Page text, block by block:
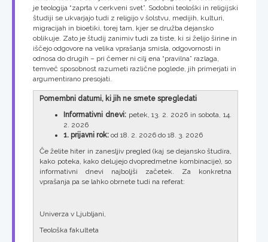
je teologija “zaprta v cerkveni svet”. Sodobni teološki in religijski
študiji se ukvarjajo tudi z religijo v šolstvu, medijih, kulturi,
migracijah in bioetiki, torej tam, kjer se družba dejansko
oblikuje. Zato je študij zanimiv tudi za tiste, ki si želijo širine in
iščejo odgovore na velika vprašanja smisla, odgovornosti in
odnosa do drugih – pri čemer ni cilj ena “pravilna” razlaga,
temveč sposobnost razumeti različne poglede, jih primerjati in
argumentirano presojati.
Pomembni datumi, ki jih ne smete spregledati
Informativni dnevi:petek, 13. 2. 2026 in sobota, 14.
2. 2026
1. prijavni rok: od 18. 2. 2026 do 18. 3. 2026
Če želite hiter in zanesljiv pregled (kaj se dejansko študira,
kako poteka, kako delujejo dvopredmetne kombinacije), so
informativni dnevi najboljši začetek. Za konkretna
vprašanja pa se lahko obrnete tudi na referat:
Univerza v Ljubljani,
Teološka fakulteta